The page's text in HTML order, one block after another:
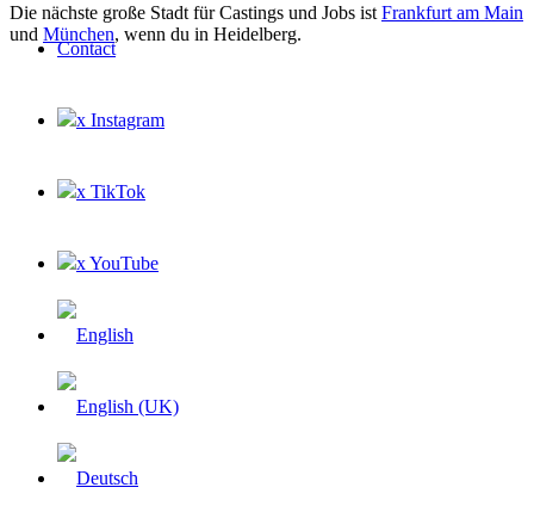
Contact
x Instagram
x TikTok
x YouTube
Die nächste große Stadt für Castings und Jobs ist Frankfurt am Main
und München, wenn du in Heidelberg.